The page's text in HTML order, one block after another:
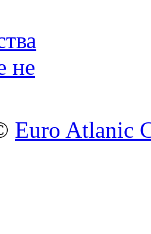
не
Euro Atlanic